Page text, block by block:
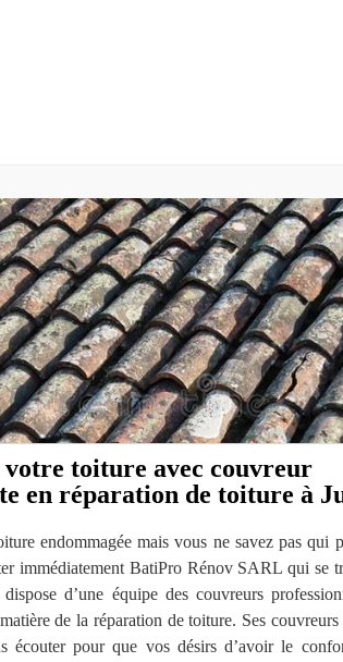
toiture avec couvreur
en réparation de toiture à
endommagée mais vous ne savez pas qui
immédiatement BatiPro Rénov SARL qui se
d’une équipe des couvreurs
de la réparation de toiture. Ses
écouter pour que vos désirs d’avoir le